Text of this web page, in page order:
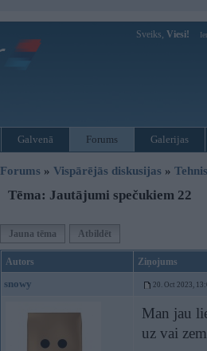
Sveiks, Viesi!
Galvenā Forums Galerijas
Forums » Vispārējās diskusijas »
Tēma: Jautājumi spečukiem 22
Jauna tēma Atbildēt
Autors Ziņojums
snowy 20. Oct 2023,
Man jau
uz vai